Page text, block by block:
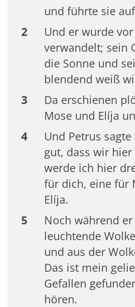
und führte sie
2
Und er wurde
verwandelt; sein
die Sonne und
blendend weiß
3
Da erschienen
Mose und Elíja
4
Und Petrus
gut, dass wir
werde ich hier
für dich, eine für
Elíja.
5
Noch während
leuchtende
und aus der
Das ist mein
Gefallen
hören.